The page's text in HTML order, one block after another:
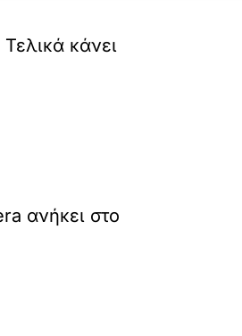
κάνει
ανήκει στο